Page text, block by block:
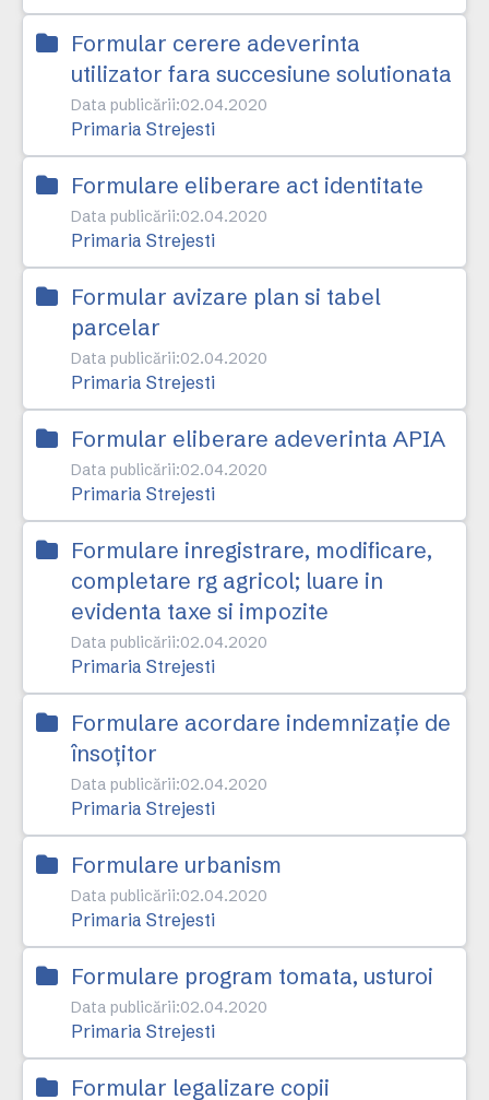
Formular cerere adeverinta
utilizator fara succesiune solutionata
Data publicării:02.04.2020
Primaria Strejesti
Formulare eliberare act identitate
Data publicării:02.04.2020
Primaria Strejesti
Formular avizare plan si tabel
parcelar
Data publicării:02.04.2020
Primaria Strejesti
Formular eliberare adeverinta APIA
Data publicării:02.04.2020
Primaria Strejesti
Formulare inregistrare, modificare,
completare rg agricol; luare in
evidenta taxe si impozite
Data publicării:02.04.2020
Primaria Strejesti
Formulare acordare indemnizație de
însoțitor
Data publicării:02.04.2020
Primaria Strejesti
Formulare urbanism
Data publicării:02.04.2020
Primaria Strejesti
Formulare program tomata, usturoi
Data publicării:02.04.2020
Primaria Strejesti
Formular legalizare copii